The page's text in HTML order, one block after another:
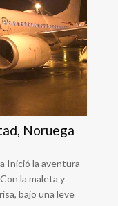
Noruega
Inició la aventura
la maleta y
bajo una leve